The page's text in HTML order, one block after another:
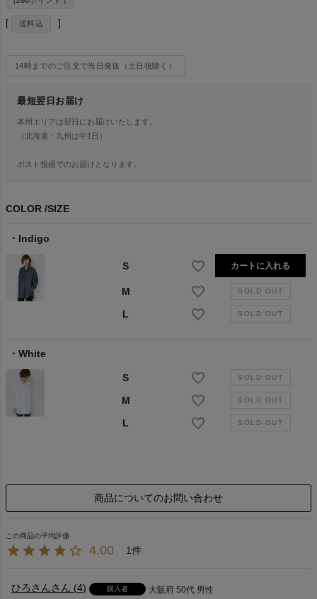
送料込
14時までのご注文で当日発送（土日祝除く）
最短翌日お届け
本州エリアは翌日にお届けいたします。
（北海道・九州は中1日）
ポスト投函でのお届けとなります。
COLOR SIZE
Indigo
S カートに入れる
M
L
White
S
M
L
商品についてのお問い合わせ
4.00 1
ひろさん 4 購入者 大阪府 50代 男性